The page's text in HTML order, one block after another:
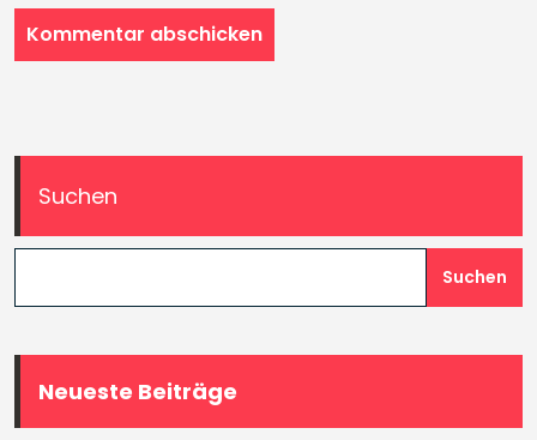
Suchen
Suchen
Neueste Beiträge